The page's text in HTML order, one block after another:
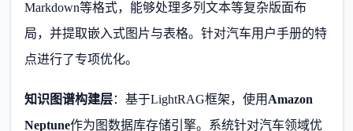
Markdown等格式，能够处理多列文本等复杂版面布
局，并提取嵌入式图片与表格。针对汽车用户手册的特
点进行了专项优化。
知识图谱构建层：基于LightRAG框架，使用 Amazon
Neptune作为图数据库存储引擎。系统针对汽车领域优